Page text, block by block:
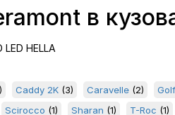
в
HELLA
Caddy 2K (3) Caravelle (2) Golf
Scirocco (1) Sharan (1) T-Roc (1)